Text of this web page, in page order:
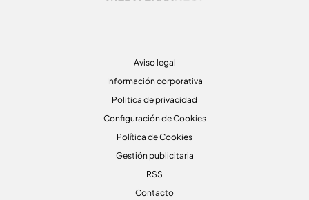
Aviso legal
Información corporativa
Politica de privacidad
Configuración de Cookies
Política de Cookies
Gestión publicitaria
RSS
Contacto